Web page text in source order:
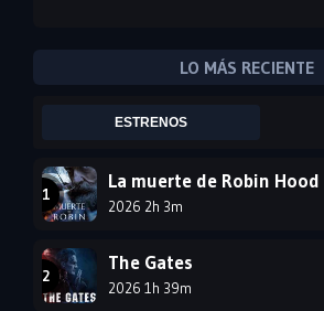
2007
1999 1998
1996
1990
LO MÁS RECIENTE
ESTRENOS
La muerte de Robin Hood
2026 2h 3m
The Gates
2026 1h 39m